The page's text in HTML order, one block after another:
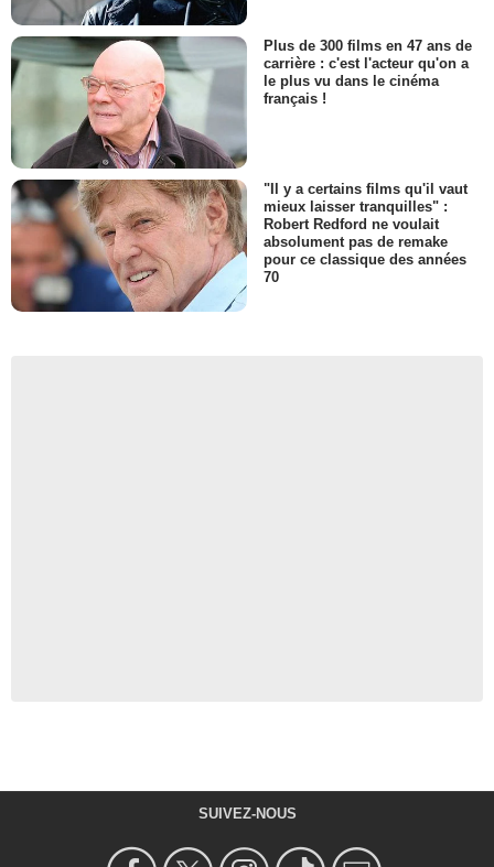
Plus de 300 films en 47 ans de
carrière : c'est l'acteur qu'on a
le plus vu dans le cinéma
français !
"Il y a certains films qu'il vaut
mieux laisser tranquilles" :
Robert Redford ne voulait
absolument pas de remake
pour ce classique des années
70
SUIVEZ-NOUS